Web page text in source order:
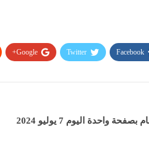
Facebook
Twitter
Google+
واحدة اليوم 7 يوليو 2024